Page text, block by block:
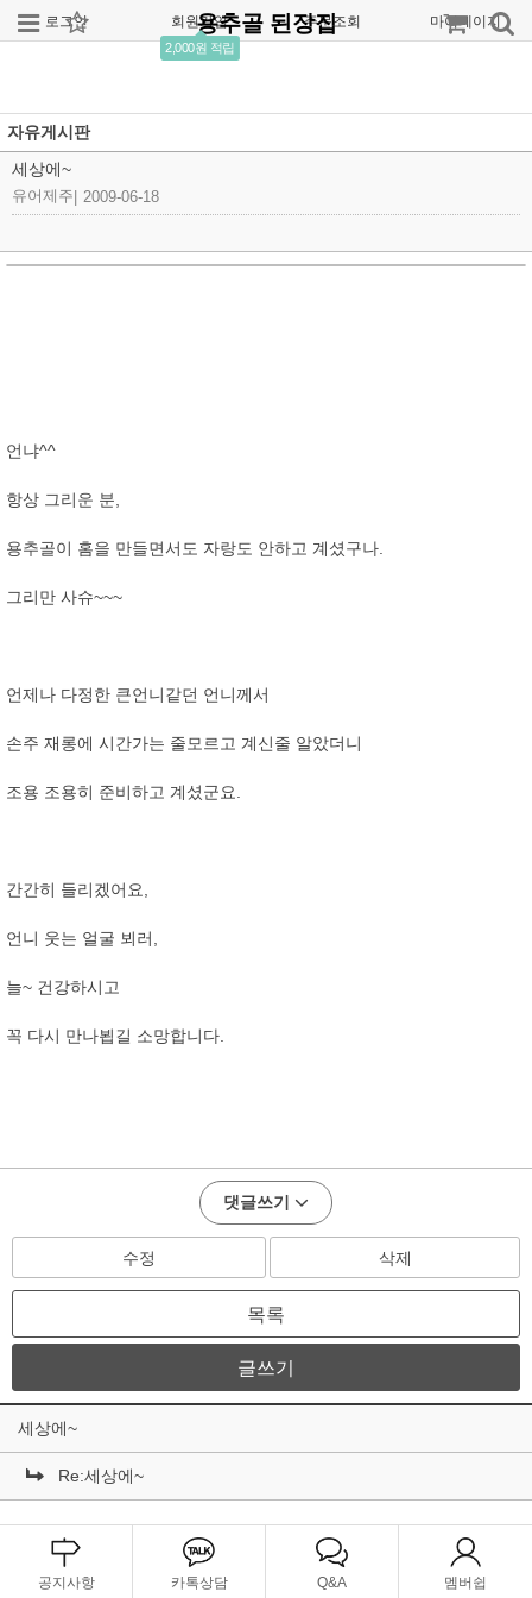
로그인 회원가입
2,000원 적립
주문조회 마이페이지
용추골 된장집
자유게시판
세상에~
유어제주 2009-06-18
언냐^^
항상 그리운 분,
용추골이 홈을 만들면서도 자랑도 안하고 계셨구나.
그리만 사슈~~~
언제나 다정한 큰언니같던 언니께서
손주 재롱에 시간가는 줄모르고 계신줄 알았더니
조용 조용히 준비하고 계셨군요.
간간히 들리겠어요,
언니 웃는 얼굴 뵈러,
늘~ 건강하시고
꼭 다시 만나뵙길 소망합니다.
댓글쓰기
수정 삭제
목록
글쓰기
세상에~
Re:세상에~
공지사항 카톡상담 Q&A 멤버쉽